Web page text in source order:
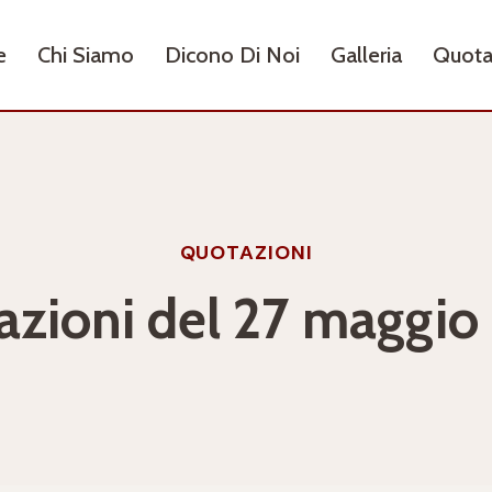
Chi Siamo Dicono Di Noi Galleria
QUOTAZIONI
del 27